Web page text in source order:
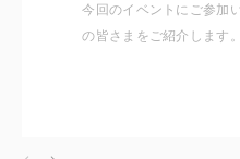
今回のイベントにご参加
の皆さまをご紹介します